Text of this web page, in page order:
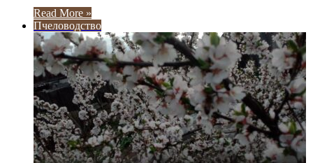
Read More »
Пчеловодство